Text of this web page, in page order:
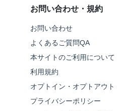
お問い合わせ・規約
お問い合わせ
よくあるご質問QA
本サイトのご利用について
利用規約
オプトイン・オプトアウト
プライバシーポリシー